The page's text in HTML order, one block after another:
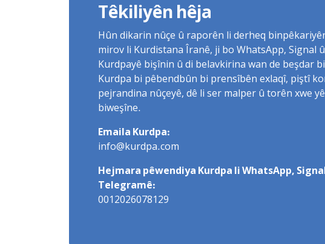
Têkiliyên hêja
Hûn dikarin nûçe û raporên li derheq
mirov li Kurdistana Îranê, ji bo WhatsApp, Signal
Kurdpayê bişînin û di belavkirina wan de beşdar
Kurdpa bi pêbendbûn bi prensîbên exlaqî, piştî
pejrandina nûçeyê, dê li ser malper û torên xwe
biweşîne.
Emaila Kurdpa:
info@kurdpa.com
Hejmara pêwendiya Kurdpa li WhatsApp,
Telegramê:
0012026078129